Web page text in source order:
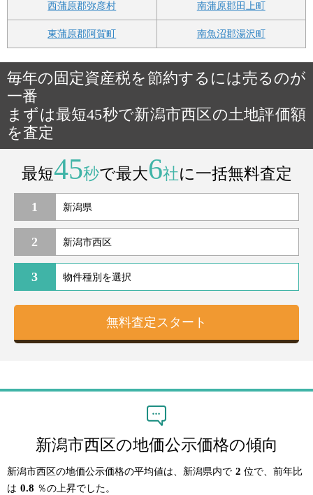
西蒲原郡弥彦村 南蒲原郡田上町
東蒲原郡阿賀町 南魚沼郡湯沢町
毎年の固定資産税を節約するには売るのが
一番
まずは最短45秒で新潟市西区の土地評価額
を査定
最短45秒で最大6社に一括無料査定
1
2
3
新潟市西区の地価公示価格の傾向
新潟市西区の地価公示価格の平均値は、新潟県内で 2 位で、前年比
は 0.8 ％の上昇でした。